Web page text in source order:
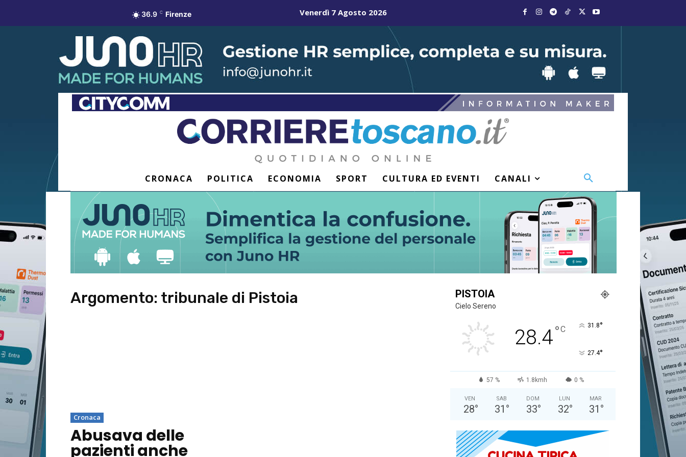
36.9 C Firenze Venerdì 7 Agosto 2026
CRONACA POLITICA ECONOMIA SPORT CULTURA ED EVENTI CANALI
Argomento: tribunale di Pistoia
Cronaca
Abusava delle
pazienti anche
PISTOIA
Cielo Sereno
28.4°C 31.8°
27.4°
57 % 1.8kmh 0 %
VEN
28°
SAB
31 °
DOM
33°
LUN
32°
MAR
31 °